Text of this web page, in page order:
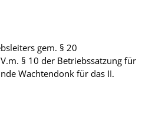
gem. § 20
§ 10 der Betriebssatzung für
Wachtendonk für das II.